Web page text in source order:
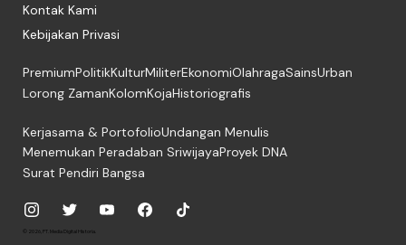
Kontak Kami
Kebijakan Privasi
PremiumPolitikKulturMiliterEkonomiOlahragaSainsUrban
Lorong ZamanKolomKojaHistoriografis
Kerjasama & PortofolioUndangan Menulis
Menemukan Peradaban SriwijayaProyek DNA
Surat Pendiri Bangsa
© 2026, PT. Media Digital Historia.